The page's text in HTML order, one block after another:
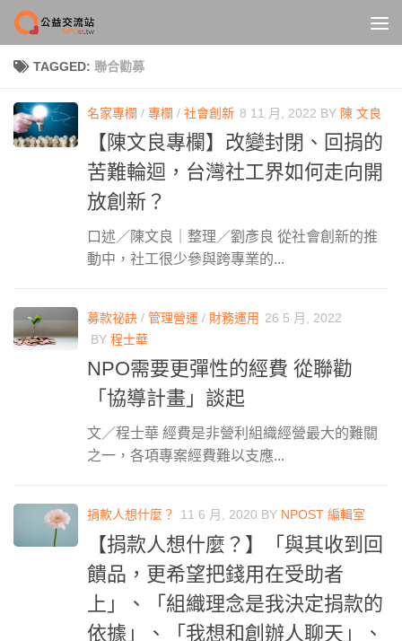
Skip to content
TAGGED: 聯合勸募
名家專欄 / 專欄 / 社會創新 8 11 月, 2022 BY 陳 文良
【陳文良專欄】改變封閉、回捐的
苦難輪迴，台灣社工界如何走向開
放創新？
口述／陳文良｜整理／劉彥良 從社會創新的推
動中，社工很少參與跨專業的...
募款祕訣 / 管理營運 / 財務運用 26 5 月, 2022
BY 程士華
NPO需要更彈性的經費 從聯勸
「協導計畫」談起
文／程士華 經費是非營利組織經營最大的難關
之一，各項專案經費難以支應...
捐款人想什麼？ 11 6 月, 2020 BY NPOST 編輯室
【捐款人想什麼？】「與其收到回
饋品，更希望把錢用在受助者
上」、「組織理念是我決定捐款的
依據」、「我想和創辦人聊天」、